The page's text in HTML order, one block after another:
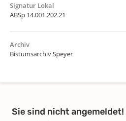
Signatur Lokal
ABSp 14.001.202.21
Archiv
Bistumsarchiv Speyer
Sie sind nicht angemeldet!